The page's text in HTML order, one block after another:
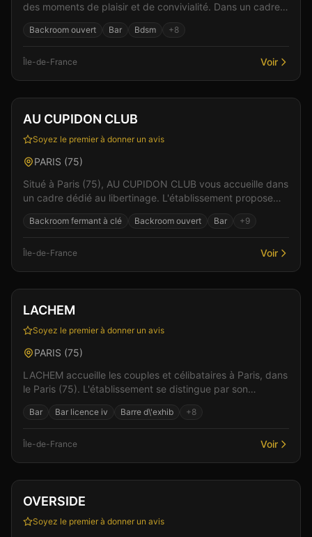
des moments de plaisir et de convivialité. Dans un cadre
Backroom ouvert Bar Bdsm +8
Île-de-France Voir
Club Spa & Wellness +4
AU CUPIDON CLUB
Soyez le premier à donner un avis
PARIS (75)
Situé à Paris (75), AU CUPIDON CLUB vous accueille dans
un cadre dédié au libertinage. L'établissement propose
Backroom fermant à clé Backroom ouvert Bar +9
Île-de-France Voir
Club Sauna +4
LACHEM
Soyez le premier à donner un avis
PARIS (75)
LACHEM accueille les couples et célibataires à Paris, dans
le Paris (75). L'établissement se distingue par son
Bar Bar licence iv Barre d\'exhib +8
Île-de-France Voir
Club Spa & Wellness +3
OVERSIDE
Soyez le premier à donner un avis